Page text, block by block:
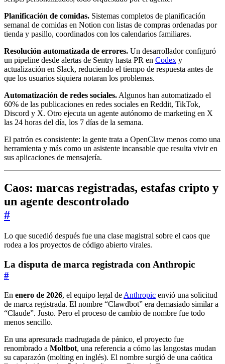
Planificación de comidas. Sistemas completos de planificación
semanal de comidas en Notion con listas de compras ordenadas por
tienda y pasillo, coordinados con los calendarios familiares.
Resolución automatizada de errores. Un desarrollador configuró
un pipeline desde alertas de Sentry hasta PR en Codex y
actualización en Slack, reduciendo el tiempo de respuesta antes de
que los usuarios siquiera notaran los problemas.
Automatización de redes sociales. Algunos han automatizado el
60% de las publicaciones en redes sociales en Reddit, TikTok,
Discord y X. Otro ejecuta un agente autónomo de marketing en X
las 24 horas del día, los 7 días de la semana.
El patrón es consistente: la gente trata a OpenClaw menos como una
herramienta y más como un asistente incansable que resulta vivir en
sus aplicaciones de mensajería.
Caos: marcas registradas, estafas cripto y
un agente descontrolado
#
Lo que sucedió después fue una clase magistral sobre el caos que
rodea a los proyectos de código abierto virales.
La disputa de marca registrada con Anthropic
#
En enero de 2026, el equipo legal de Anthropic envió una solicitud
de marca registrada. El nombre “Clawdbot” era demasiado similar a
“Claude”. Justo. Pero el proceso de cambio de nombre fue todo
menos sencillo.
En una apresurada madrugada de pánico, el proyecto fue
renombrado a Moltbot, una referencia a cómo las langostas mudan
su caparazón (molting en inglés). El nombre surgió de una caótica